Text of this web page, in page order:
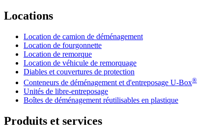
Locations
Location de camion de déménagement
Location de fourgonnette
Location de remorque
Location de véhicule de remorquage
Diables et couvertures de protection
Conteneurs de déménagement et d'entreposage U-Box®
Unités de libre-entreposage
Boîtes de déménagement réutilisables en plastique
Produits et services